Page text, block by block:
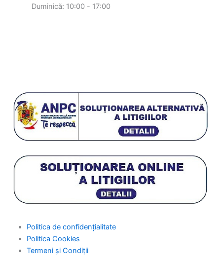
Duminică: 10:00 - 17:00
Politica de confidențialitate
Politica Cookies
Termeni și Condiții